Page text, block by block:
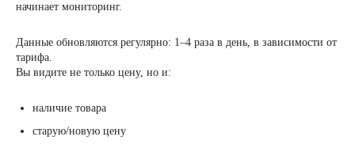
начинает мониторинг.
Данные обновляются регулярно: 1–4 раза в день, в зависимости от
тарифа.
Вы видите не только цену, но и:
наличие товара
старую/новую цену